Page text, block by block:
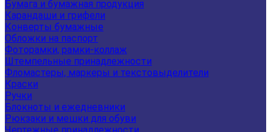
Бумага и бумажная продукция
Карандаши и грифели
Конверты бумажные
Обложки на паспорт
Фоторамки, рамки-коллаж
Штемпельные принадлежности
Фломастеры, маркеры и текстовыделители
Краски
Ручки
Блокноты и ежедневники
Рюкзаки и мешки для обуви